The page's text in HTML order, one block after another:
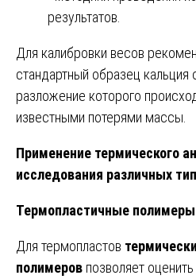
результатов.
Для калибровки весов
стандартный образец кальция
разложение которого
известными потерями массы.
Применение термического
исследования различных
Термопластичные полимеры
Для термопластов
полимеров позволяет